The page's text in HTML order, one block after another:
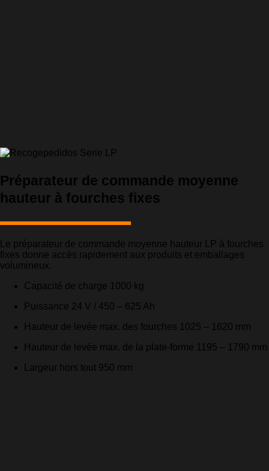
Préparateur de commande moyenne
hauteur à fourches fixes
Le préparateur de commande moyenne hauteur LP à fourches
fixes donne accès rapidement aux produits et emballages
volumineux.
Capacité de charge 1000 kg
Puissance 24 V / 450 – 625 Ah
Hauteur de levée max. des fourches 1025 – 1620 mm
Hauteur de levée max. de la plate-forme 1195 – 1790 mm
Largeur hors tout 950 mm